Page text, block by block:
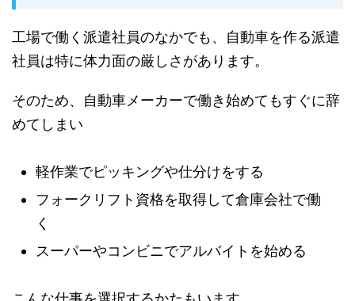
工場で働く派遣社員のなかでも、自動車を作る派遣
社員は特に体力面の厳しさがあります。
そのため、自動車メーカーで働き始めてもすぐに辞
めてしまい
軽作業でピッキングや仕分けをする
フォークリフト資格を取得して倉庫会社で働
く
スーパーやコンビニでアルバイトを始める